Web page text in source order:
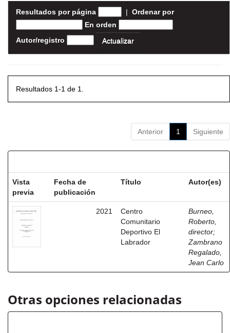
Resultados por página | Ordenar por
En orden
Autor/registro
Resultados 1-1 de 1.
Anterior 1 Siguiente
Vista
previa
Fecha de
publicación
Título Autor(es)
2021
Centro
Comunitario
Deportivo El
Labrador
Burneo,
Roberto,
director;
Zambrano
Regalado,
Jean Carlo
Otras opciones relacionadas